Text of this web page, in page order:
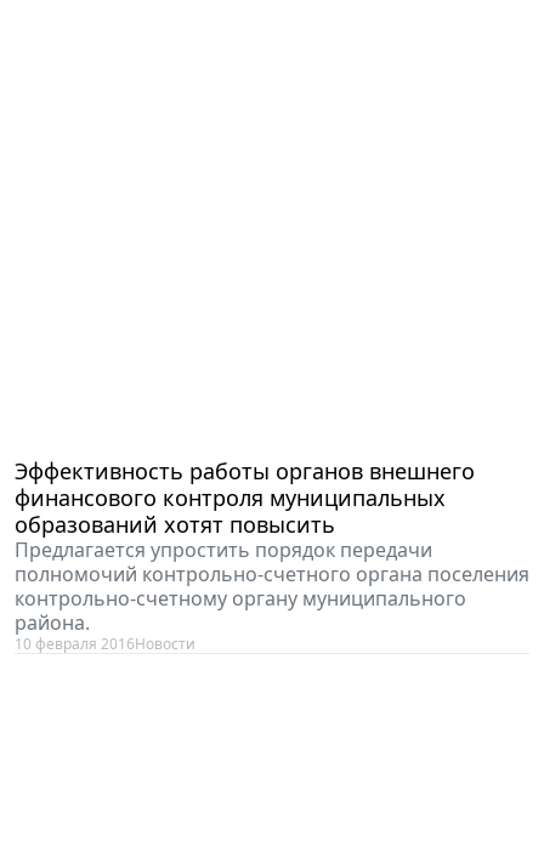
Эффективность работы органов внешнего
финансового контроля муниципальных
образований хотят повысить
Предлагается упростить порядок передачи
полномочий контрольно-счетного органа поселения
контрольно-счетному органу муниципального
района.
10 февраля 2016Новости